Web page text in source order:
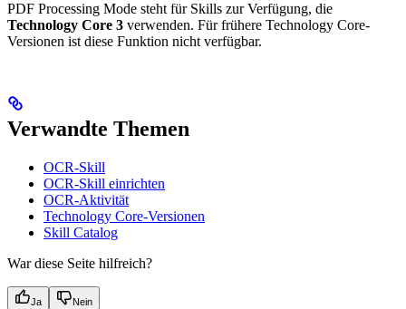
PDF Processing Mode steht für Skills zur Verfügung, die
Technology Core 3 verwenden. Für frühere Technology Core-
Versionen ist diese Funktion nicht verfügbar.
Verwandte Themen
OCR-Skill
OCR-Skill einrichten
OCR-Aktivität
Technology Core-Versionen
Skill Catalog
War diese Seite hilfreich?
Ja Nein